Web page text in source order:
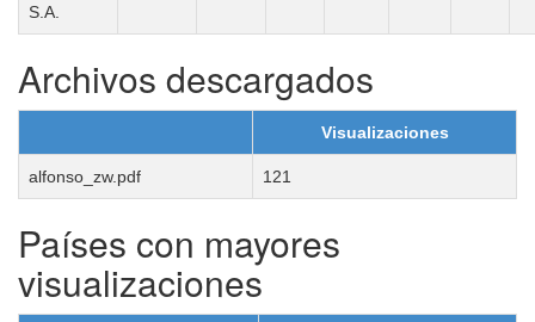
S.A.
Archivos descargados
Visualizaciones
alfonso_zw.pdf 121
Países con mayores
visualizaciones